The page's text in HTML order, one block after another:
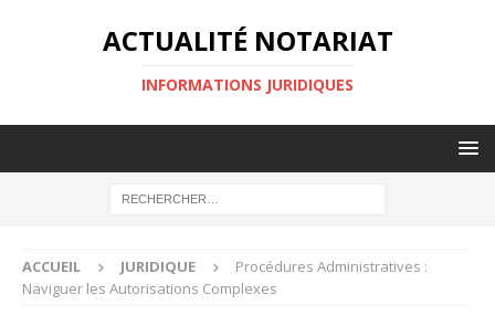
ACTUALITÉ NOTARIAT
INFORMATIONS JURIDIQUES
ACCUEIL JURIDIQUE
Procédures Administratives :
Naviguer les Autorisations Complexes